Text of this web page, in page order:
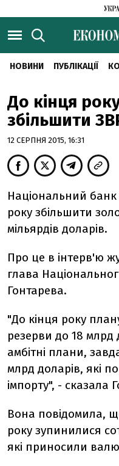
НОВИНИ ПУБЛІКАЦІЇ
До кінця
збільшити
12 СЕРПНЯ 2015, 16:31
Національний банк
року збільшити
мільярдів доларів.
Про це в інтерв'ю
глава
Гонтарева.
"До кінця року
резерви до 18 млрд
амбітні плани,
млрд доларів, які
імпорту", - сказала
Вона повідомила,
року зупинилися
які приносили